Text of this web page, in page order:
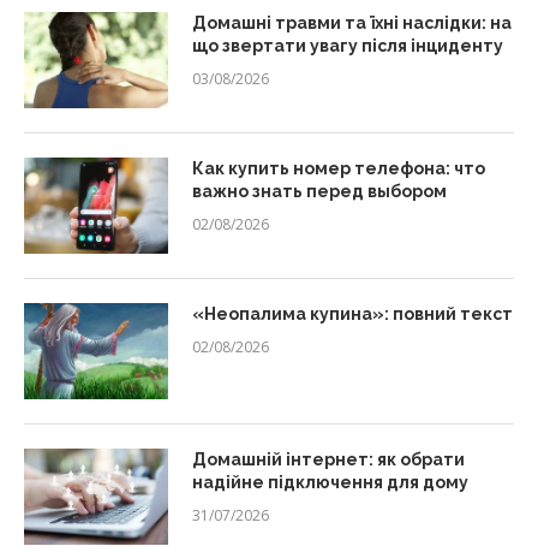
Домашні травми та їхні наслідки: на
що звертати увагу після інциденту
03/08/2026
Как купить номер телефона: что
важно знать перед выбором
02/08/2026
«Неопалима купина»: повний текст
02/08/2026
Домашній інтернет: як обрати
надійне підключення для дому
31/07/2026